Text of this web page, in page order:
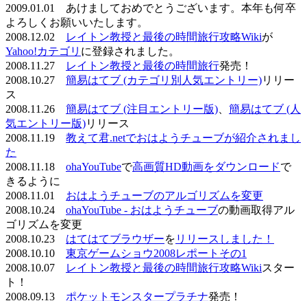
2009.01.01 あけましておめでとうございます。本年も何卒
よろしくお願いいたします。
2008.12.02
レイトン教授と最後の時間旅行攻略Wikiが
Yahoo!カテゴリ に登録されました。
2008.11.27
レイトン教授と最後の時間旅行発売！
2008.10.27 簡易はてブ (カテゴリ別人気エントリー)リリー
ス
2008.11.26 簡易はてブ (注目エントリー版)
簡易はてブ (人
気エントリー版)リリース
2008.11.19 教えて君.netでおはようチューブが紹介されまし
た
2008.11.18 ohaYouTubeで高画質HD動画をダウンロードで
きるように
2008.11.01 おはようチューブのアルゴリズムを変更
2008.10.24 ohaYouTube - おはようチューブの動画取得アル
ゴリズムを変更
2008.10.23 はてはてブラウザーを リリースしました！
2008.10.10 東京ゲームショウ2008レポートその1
2008.10.07
レイトン教授と最後の時間旅行攻略Wikiスター
ト！
2008.09.13 ポケットモンスタープラチナ発売！